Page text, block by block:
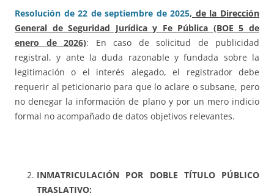
Resolución de 22 de septiembre de 2025, de la Dirección
General de Seguridad Jurídica y Fe Pública (BOE 5 de
enero de 2026): En caso de solicitud de publicidad
registral, y ante la duda razonable y fundada sobre la
legitimación o el interés alegado, el registrador debe
requerir al peticionario para que lo aclare o subsane, pero
no denegar la información de plano y por un mero indicio
formal no acompañado de datos objetivos relevantes.
INMATRICULACIÓN POR DOBLE TÍTULO PÚBLICO
TRASLATIVO: